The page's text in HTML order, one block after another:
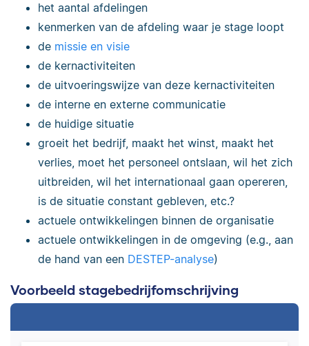
het aantal afdelingen
kenmerken van de afdeling waar je stage loopt
de missie en visie
de kernactiviteiten
de uitvoeringswijze van deze kernactiviteiten
de interne en externe communicatie
de huidige situatie
groeit het bedrijf, maakt het winst, maakt het
verlies, moet het personeel ontslaan, wil het zich
uitbreiden, wil het internationaal gaan opereren,
is de situatie constant gebleven, etc.?
actuele ontwikkelingen binnen de organisatie
actuele ontwikkelingen in de omgeving (e.g., aan
de hand van een DESTEP-analyse)
Voorbeeld stagebedrijfomschrijving